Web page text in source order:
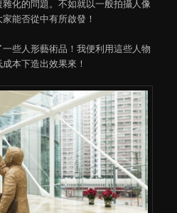
化的問題。不如就以一般拍攝人像
能否從中有所啟發！
些人形藝術品！我便利用這些人物
本下造出效果來！